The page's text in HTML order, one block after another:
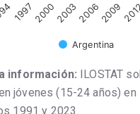
Argentina
19972000200320062009
información: ILOSTAT
jóvenes (15-24 años) en
1991 y 2023.